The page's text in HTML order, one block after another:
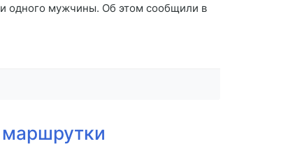
одного мужчины. Об этом сообщили в
маршрутки